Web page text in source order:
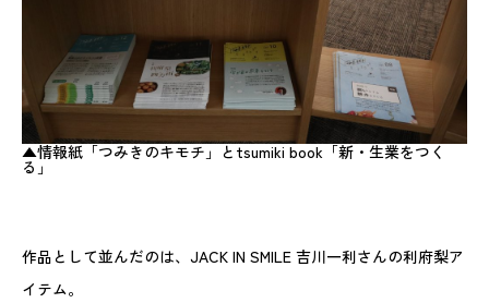
▲情報紙「つみきのキモチ」とtsumiki book「新・生業をつく
る」
作品として並んだのは、JACK IN SMILE 吉川一利さんの利府梨ア
イテム。